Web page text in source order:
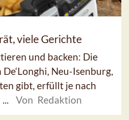
viele Gerichte
und backen: Die
Neu-Isenburg,
gibt, erfüllt je nach
Von Redaktion